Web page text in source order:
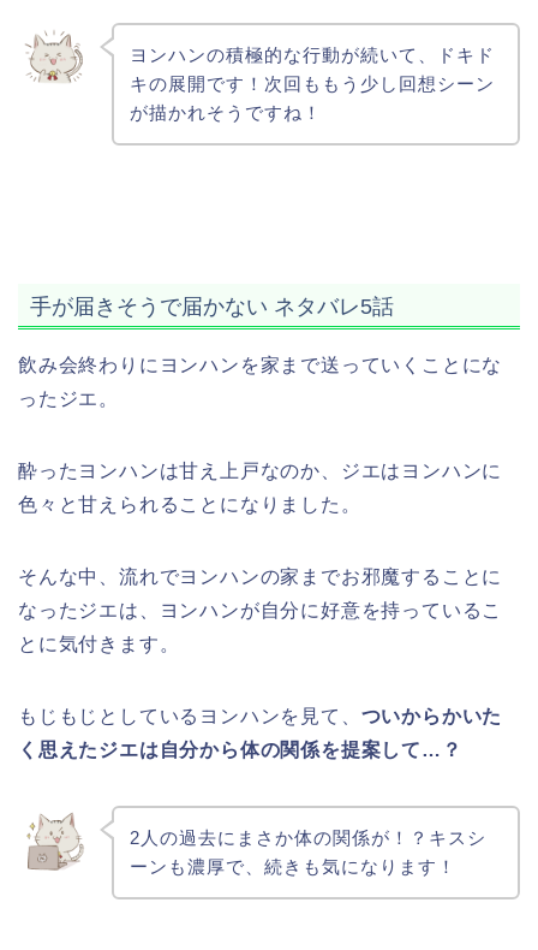
ヨンハンの積極的な行動が続いて、ドキド
キの展開です！次回ももう少し回想シーン
が描かれそうですね！
手が届きそうで届かない ネタバレ5話
飲み会終わりにヨンハンを家まで送っていくことにな
ったジエ。
酔ったヨンハンは甘え上戸なのか、ジエはヨンハンに
色々と甘えられることになりました。
そんな中、流れでヨンハンの家までお邪魔することに
なったジエは、ヨンハンが自分に好意を持っているこ
とに気付きます。
もじもじとしているヨンハンを見て、 ついからかいた
く思えたジエは自分から体の関係を提案して…？
2人の過去にまさか体の関係が！？キスシ
ーンも濃厚で、続きも気になります！